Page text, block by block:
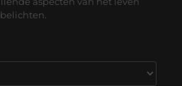
belichten.